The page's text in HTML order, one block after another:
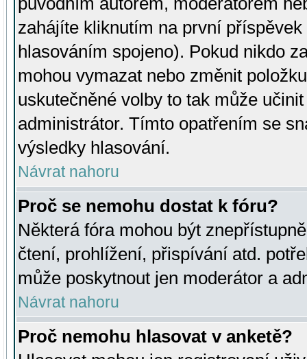
zahájíte kliknutím na první
hlasováním spojeno). Pokud nikdo
mohou vymazat nebo změnit
uskutečněné volby to tak může
administrátor. Tímto opatřením se
výsledky hlasování.
Návrat nahoru
Proč se nemohu dostat k fóru?
Některá fóra mohou být
čtení, prohlížení, přispívání atd.
může poskytnout jen moderátor a
Návrat nahoru
Proč nemohu hlasovat v anketě?